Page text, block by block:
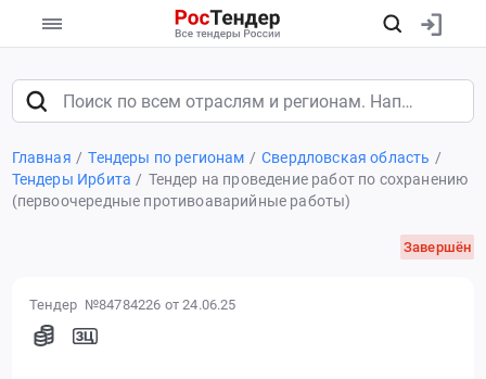
Главная Тендеры по регионам
Свердловская область
Тендеры Ирбита
Тендер на проведение работ по сохранению
(первоочередные противоаварийные работы)
Завершён
Тендер №84784226 от 24.06.25